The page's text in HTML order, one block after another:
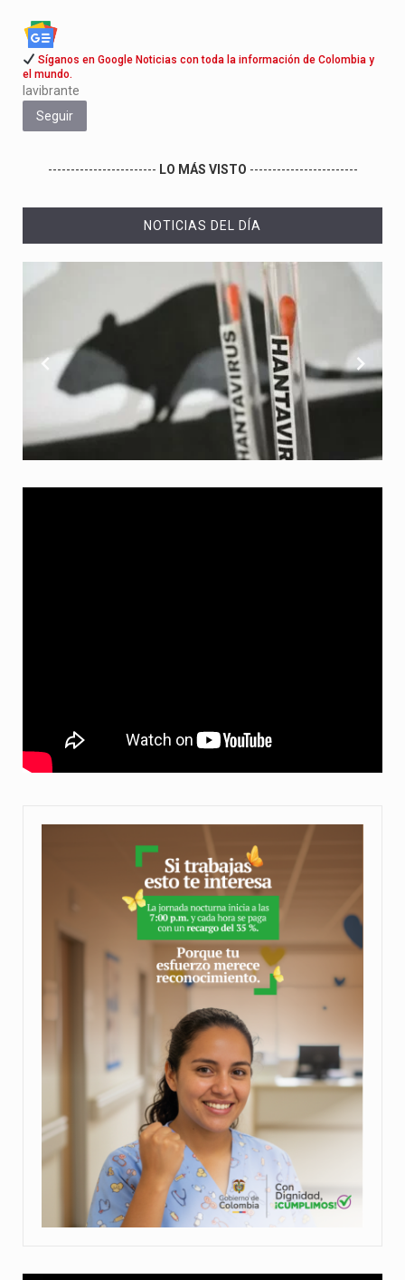
Síganos en Google Noticias con toda la información de Colombia y
el mundo.
lavibrante
Seguir
------------------------ LO MÁS VISTO ------------------------
NOTICIAS DEL DÍA